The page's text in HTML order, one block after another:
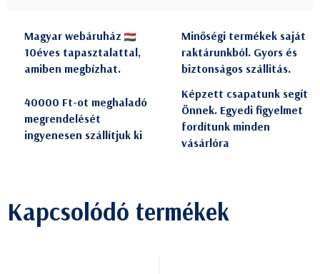
Magyar webáruház
10éves tapasztalattal,
amiben megbízhat.
Minőségi termékek saját
raktárunkból. Gyors és
biztonságos szállitás.
40000 Ft-ot meghaladó
megrendelését
ingyenesen szállítjuk ki
Képzett csapatunk segít
Önnek. Egyedi figyelmet
fordítunk minden
vásárlóra
Kapcsolódó termékek